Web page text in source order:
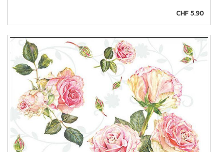
CHF 5.90